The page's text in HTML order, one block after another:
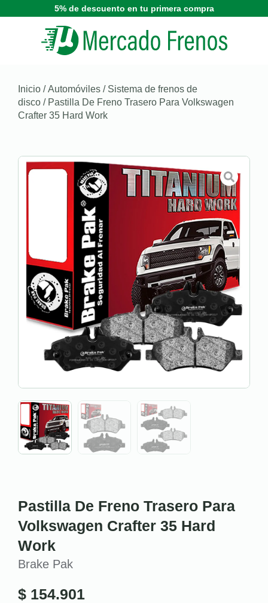
5% de descuento en tu primera compra
Inicio /Automóviles / Sistema de frenos de
disco / Pastilla De Freno Trasero Para Volkswagen
Crafter 35 Hard Work
Pastilla De Freno Trasero Para
Volkswagen Crafter 35 Hard
Work
Brake Pak
$ 154.901